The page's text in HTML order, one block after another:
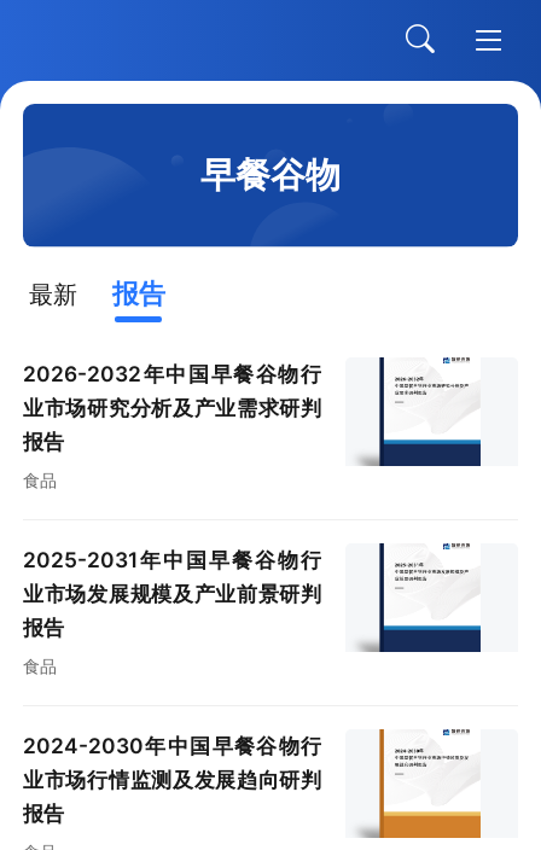
早餐谷物
最新 报告
2026-2032年中国早餐谷物行
业市场研究分析及产业需求研判
报告
食品
2025-2031年中国早餐谷物行
业市场发展规模及产业前景研判
报告
食品
2024-2030年中国早餐谷物行
业市场行情监测及发展趋向研判
报告